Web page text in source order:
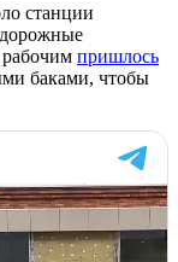
станции
пришлось
баками, чтобы